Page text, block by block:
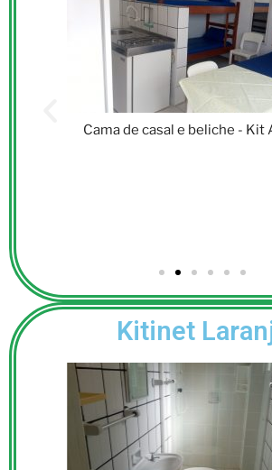
Cama de casal e beliche - Kit
Kitinet